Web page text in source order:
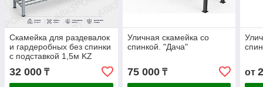
Скамейка для раздевалок
и гардеробных без спинки
с подставкой 1,5м KZ
32 000 ₸
Уличная скамейка со
спинкой. "Дача"
75 000₸ от